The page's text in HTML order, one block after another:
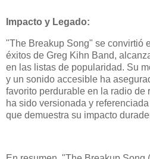
Impacto y Legado:
"The Breakup Song" se convirtió
éxitos de Greg Kihn Band,
en las listas de popularidad. Su
y un sonido accesible ha
favorito perdurable en la radio de
ha sido versionada y
que demuestra su impacto